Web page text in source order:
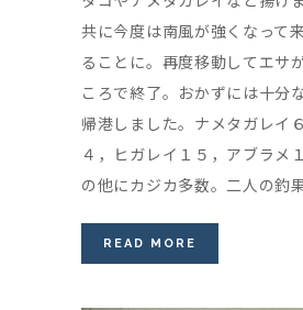
共に今度は南風が強くなって
ることに。再度移動してエサ
ころで終了。おかずには十分
帰港しました。ナメタガレイ
４，ヒガレイ１５，アブラメ
の他にカジカ多数。二人の釣
READ MORE